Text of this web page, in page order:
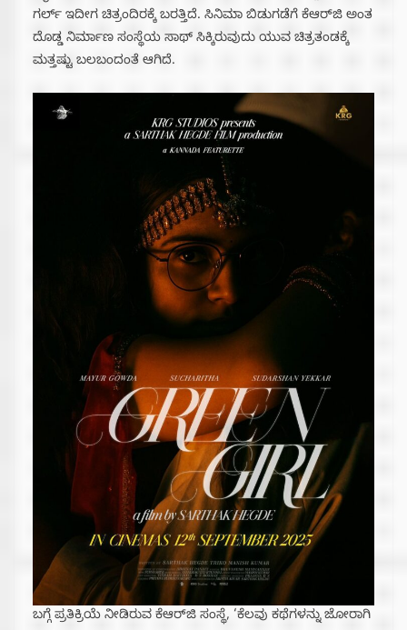
ಗರ್ಲ್ ಇದೀಗ ಚಿತ್ರಂದಿರಕ್ಕೆ ಬರತ್ತಿದೆ. ಸಿನಿಮಾ ಬಿಡುಗಡೆಗೆ ಕೆಆರ್‌ಜಿ ಅಂತ
ದೊಡ್ಡ ನಿರ್ಮಾಣ ಸಂಸ್ಥೆಯ ಸಾಥ್ ಸಿಕ್ಕಿರುವುದು ಯುವ ಚಿತ್ರತಂಡಕ್ಕೆ
ಮತ್ತಷ್ಟು ಬಲಬಂದಂತೆ ಆಗಿದೆ.
ಬಗ್ಗೆ ಪ್ರತಿಕ್ರಿಯೆ ನೀಡಿರುವ ಕೆಆರ್‌ಜಿ ಸಂಸ್ಥೆ, ‘ಕೆಲವು ಕಥೆಗಳನ್ನು ಜೋರಾಗಿ